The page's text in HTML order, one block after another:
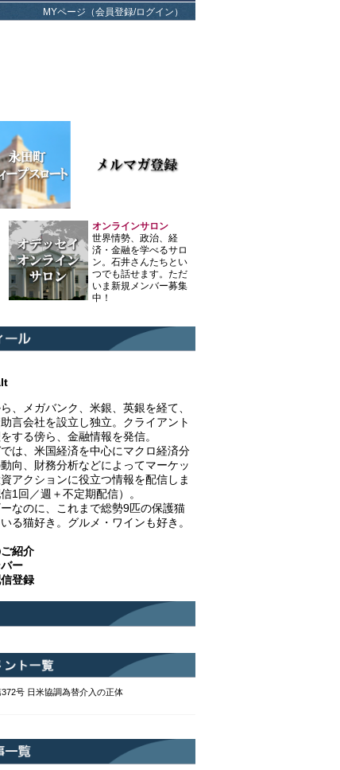
MYページ（会員登録/ログイン）
オンラインサロン
世界情勢、政治、経
済・金融を学べるサロ
ン。石井さんたちとい
つでも話せます。ただ
いま新規メンバー募集
中！
、メガバンク、米銀、英銀を経て、
言会社を設立し独立。クライアント
する傍ら、金融情報を発信。
は、米国経済を中心にマクロ経済分
向、財務分析などによってマーケッ
資アクションに役立つ情報を配信しま
1回／週＋不定期配信）。
なのに、これまで総勢9匹の保護猫
る猫好き。グルメ・ワインも好き。
紹介
ー
登録
372号 日米協調為替介入の正体